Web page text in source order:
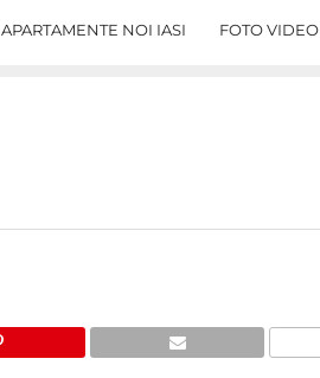
APARTAMENTE NOI IASI FOTO